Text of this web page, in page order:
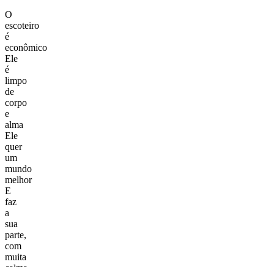
O
escoteiro
é
econômico
Ele
é
limpo
de
corpo
e
alma
Ele
quer
um
mundo
melhor
E
faz
a
sua
parte,
com
muita